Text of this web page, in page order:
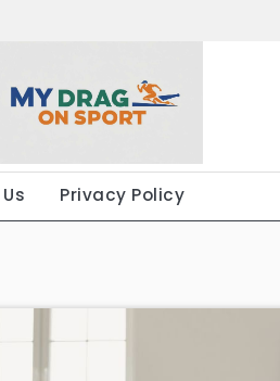
Privacy Policy